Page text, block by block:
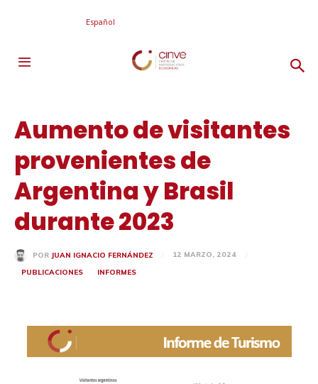
Español
Aumento de visitantes
provenientes de
Argentina y Brasil
durante 2023
POR JUAN IGNACIO FERNÁNDEZ
12 MARZO, 2024
PUBLICACIONES
INFORMES